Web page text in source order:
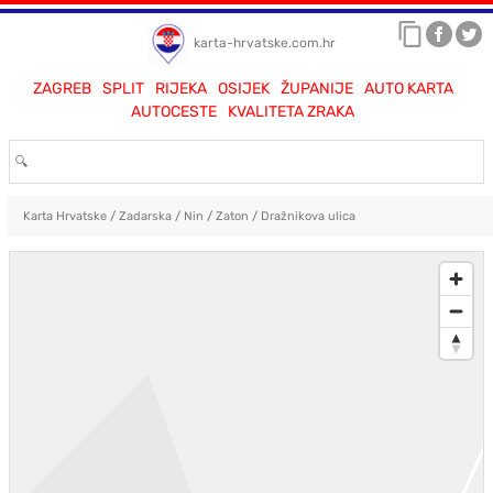
karta-hrvatske.com.hr
ZAGREB SPLIT RIJEKA OSIJEK ŽUPANIJE
AUTO KARTA
AUTOCESTE
KVALITETA ZRAKA
Karta Hrvatske/ Zadarska/ Nin / Zaton / Dražnikova ulica